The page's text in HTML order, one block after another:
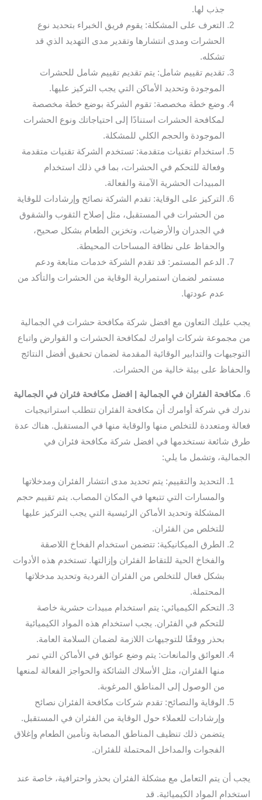
جذب لها.
التعرف على المشكلة: يقوم فريق الخبراء بتحديد نوع
الحشرات ومدى انتشارها وتقدير مدى التهديد الذي قد
تشكله.
تقديم تقييم شامل: يتم تقديم تقييم شامل للحشرات
الموجودة وتحديد الأماكن التي يجب التركيز عليها.
وضع خطة مخصصة: تقوم الشركة بوضع خطة مخصصة
لمكافحة الحشرات استنادًا إلى احتياجاتك ونوع الحشرات
الموجودة والحجم الكلي للمشكلة.
استخدام تقنيات متقدمة: تستخدم الشركة تقنيات متقدمة
وفعالة للتحكم في الحشرات، بما في ذلك استخدام
المبيدات الحشرية الآمنة والفعالة.
التركيز على الوقاية: تقدم الشركة نصائح وإرشادات للوقاية
من الحشرات في المستقبل، مثل إصلاح الثقوب والشقوق
في الجدران والأرضيات، وتخزين الطعام بشكل صحيح،
والحفاظ على نظافة المساحات المحيطة.
الدعم المستمر: قد تقدم الشركة خدمات متابعة ودعم
مستمر لضمان استمرارية الوقاية من الحشرات والتأكد من
عدم عودتها.
يجب عليك التعاون مع افضل شركة مكافحة حشرات في الجمالية
من مجموعة شركات اوامرك لمكافحة الحشرات و القوارض واتباع
التوجيهات والتدابير الوقائية المقدمة لضمان تحقيق أفضل النتائج
والحفاظ على بيئة خالية من الحشرات.
6. مكافحة الفئران في الجمالية | افضل مكافحة فئران في الجمالية
ندرك في شركة أوامرك أن مكافحة الفئران تتطلب استراتيجيات
فعالة ومتعددة للتخلص منها والوقاية منها في المستقبل. هناك عدة
طرق شائعة نستخدمها في افضل شركة مكافحة فئران في
الجمالية، وتشمل ما يلي:
التحديد والتقييم: يتم تحديد مدى انتشار الفئران ومدخلاتها
والمسارات التي تتبعها في المكان المصاب. يتم تقييم حجم
المشكلة وتحديد الأماكن الرئيسية التي يجب التركيز عليها
للتخلص من الفئران.
الطرق الميكانيكية: تتضمن استخدام الفخاخ اللاصقة
والفخاخ الحية للتقاط الفئران وإزالتها. تستخدم هذه الأدوات
بشكل فعال للتخلص من الفئران الفردية وتحديد مدخلاتها
المحتملة.
التحكم الكيميائي: يتم استخدام مبيدات حشرية خاصة
للتحكم في الفئران. يجب استخدام هذه المواد الكيميائية
بحذر ووفقًا للتوجيهات اللازمة لضمان السلامة العامة.
العوائق والمانعات: يتم وضع عوائق في الأماكن التي تمر
منها الفئران، مثل الأسلاك الشائكة والحواجز الفعالة لمنعها
من الوصول إلى المناطق المرغوبة.
الوقاية والنصائح: تقدم شركات مكافحة الفئران نصائح
وإرشادات للعملاء حول الوقاية من الفئران في المستقبل.
يتضمن ذلك تنظيف المناطق المصابة وتأمين الطعام وإغلاق
الفجوات والمداخل المحتملة للفئران.
يجب أن يتم التعامل مع مشكلة الفئران بحذر واحترافية، خاصة عند
استخدام المواد الكيميائية. قد